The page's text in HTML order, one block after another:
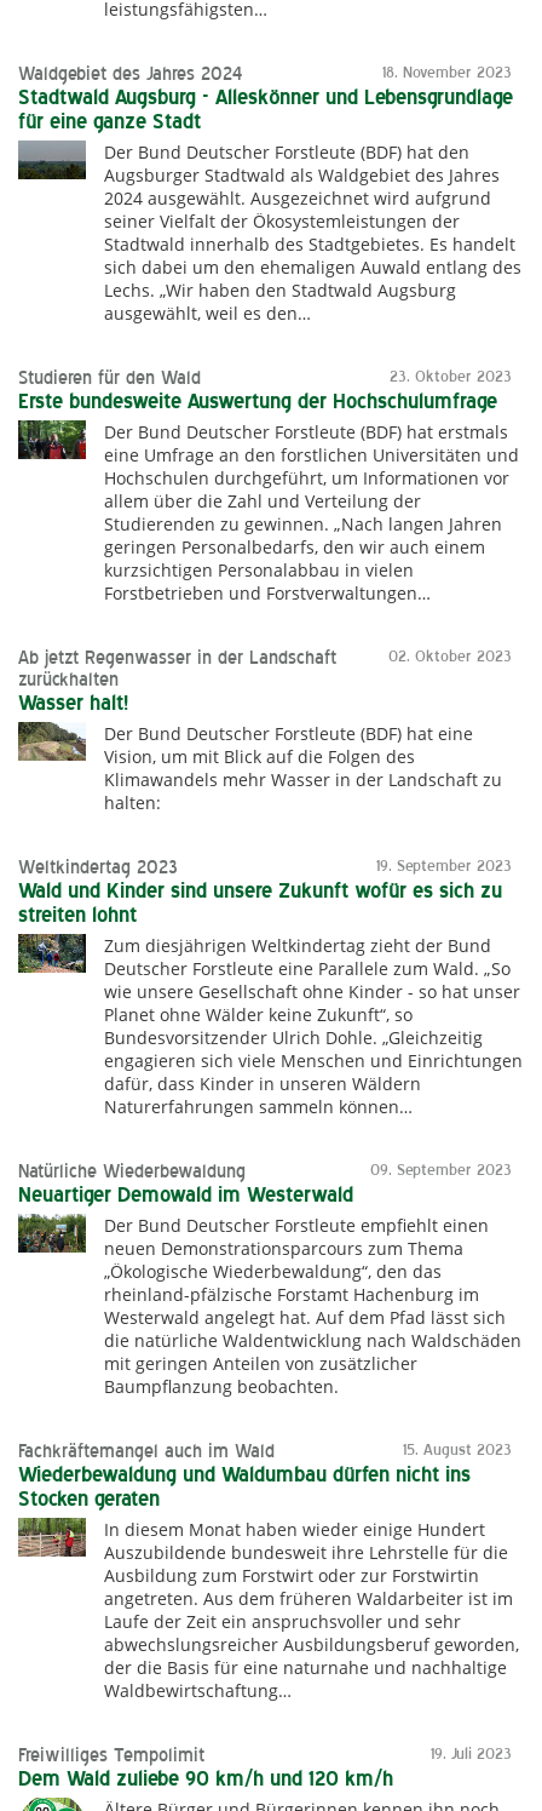
leistungsfähigsten…
18. November 2023
Waldgebiet des Jahres 2024
Stadtwald Augsburg - Alleskönner und Lebensgrundlage
für eine ganze Stadt
Der Bund Deutscher Forstleute (BDF) hat den
Augsburger Stadtwald als Waldgebiet des Jahres
2024 ausgewählt. Ausgezeichnet wird aufgrund
seiner Vielfalt der Ökosystemleistungen der
Stadtwald innerhalb des Stadtgebietes. Es handelt
sich dabei um den ehemaligen Auwald entlang des
Lechs. „Wir haben den Stadtwald Augsburg
ausgewählt, weil es den…
23. Oktober 2023
Studieren für den Wald
Erste bundesweite Auswertung der Hochschulumfrage
Der Bund Deutscher Forstleute (BDF) hat erstmals
eine Umfrage an den forstlichen Universitäten und
Hochschulen durchgeführt, um Informationen vor
allem über die Zahl und Verteilung der
Studierenden zu gewinnen. „Nach langen Jahren
geringen Personalbedarfs, den wir auch einem
kurzsichtigen Personalabbau in vielen
Forstbetrieben und Forstverwaltungen…
02. Oktober 2023
Ab jetzt Regenwasser in der Landschaft
zurückhalten
Wasser halt!
Der Bund Deutscher Forstleute (BDF) hat eine
Vision, um mit Blick auf die Folgen des
Klimawandels mehr Wasser in der Landschaft zu
halten:
19. September 2023
Weltkindertag 2023
Wald und Kinder sind unsere Zukunft wofür es sich zu
streiten lohnt
Zum diesjährigen Weltkindertag zieht der Bund
Deutscher Forstleute eine Parallele zum Wald. „So
wie unsere Gesellschaft ohne Kinder - so hat unser
Planet ohne Wälder keine Zukunft“, so
Bundesvorsitzender Ulrich Dohle. „Gleichzeitig
engagieren sich viele Menschen und Einrichtungen
dafür, dass Kinder in unseren Wäldern
Naturerfahrungen sammeln können…
09. September 2023
Natürliche Wiederbewaldung
Neuartiger Demowald im Westerwald
Der Bund Deutscher Forstleute empfiehlt einen
neuen Demonstrationsparcours zum Thema
„Ökologische Wiederbewaldung“, den das
rheinland-pfälzische Forstamt Hachenburg im
Westerwald angelegt hat. Auf dem Pfad lässt sich
die natürliche Waldentwicklung nach Waldschäden
mit geringen Anteilen von zusätzlicher
Baumpflanzung beobachten.
15. August 2023
Fachkräftemangel auch im Wald
Wiederbewaldung und Waldumbau dürfen nicht ins
Stocken geraten
In diesem Monat haben wieder einige Hundert
Auszubildende bundesweit ihre Lehrstelle für die
Ausbildung zum Forstwirt oder zur Forstwirtin
angetreten. Aus dem früheren Waldarbeiter ist im
Laufe der Zeit ein anspruchsvoller und sehr
abwechslungsreicher Ausbildungsberuf geworden,
der die Basis für eine naturnahe und nachhaltige
Waldbewirtschaftung…
19. Juli 2023
Freiwilliges Tempolimit
Dem Wald zuliebe 90 km/h und 120 km/h